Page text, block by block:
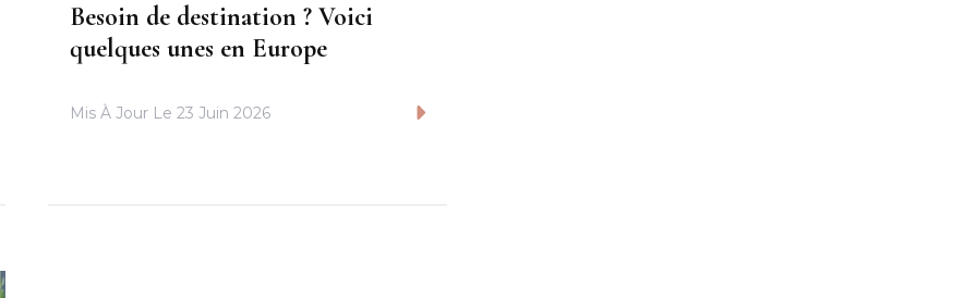
Besoin de destination ? Voici
quelques unes en Europe
Mis À Jour Le 23 Juin 2026